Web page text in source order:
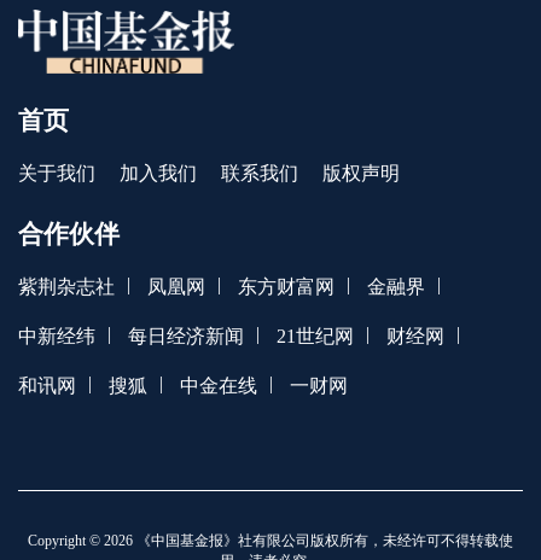
首页
关于我们 加入我们 联系我们 版权声明
合作伙伴
紫荆杂志社 | 凤凰网 | 东方财富网 | 金融界 |
中新经纬 | 每日经济新闻 | 21世纪网 | 财经网 |
和讯网 | 搜狐 | 中金在线 | 一财网
Copyright © 2026 《中国基金报》社有限公司版权所有，未经许可不得转载使